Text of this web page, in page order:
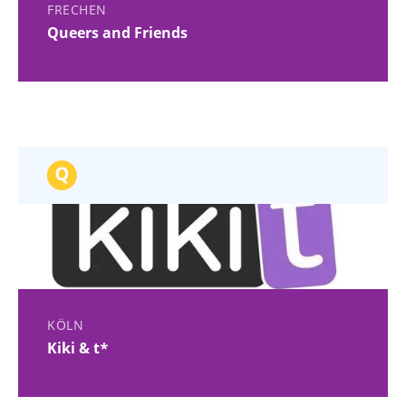
FRECHEN
Queers and Friends
KÖLN
Kiki & t*